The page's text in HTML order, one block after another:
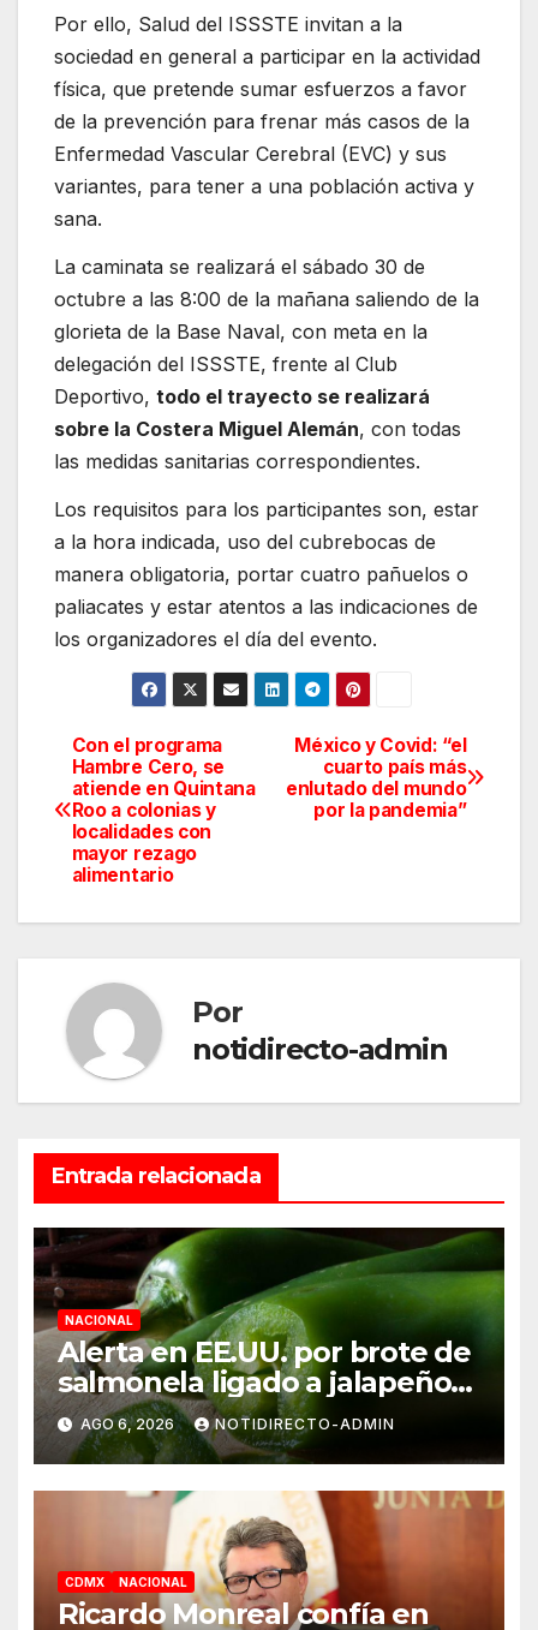
Por ello, Salud del ISSSTE invitan a la
sociedad en general a participar en la actividad
física, que pretende sumar esfuerzos a favor
de la prevención para frenar más casos de la
Enfermedad Vascular Cerebral (EVC) y sus
variantes, para tener a una población activa y
sana.
La caminata se realizará el sábado 30 de
octubre a las 8:00 de la mañana saliendo de la
glorieta de la Base Naval, con meta en la
delegación del ISSSTE, frente al Club
Deportivo, todo el trayecto se realizará
sobre la Costera Miguel Alemán, con todas
las medidas sanitarias correspondientes.
Los requisitos para los participantes son, estar
a la hora indicada, uso del cubrebocas de
manera obligatoria, portar cuatro pañuelos o
paliacates y estar atentos a las indicaciones de
los organizadores el día del evento.
Navegación
de
entradas
México y Covid: “el
cuarto país más
enlutado del mundo
por la pandemia”
Con el programa
Hambre Cero, se
atiende en Quintana
Roo a colonias y
localidades con
mayor rezago
alimentario
Por
notidirecto-admin
Entrada relacionada
NACIONAL
Alerta en EE.UU. por brote de
salmonela ligado a jalapeños
mexicanos; reportan 345
casos
AGO 6, 2026 NOTIDIRECTO-ADMIN
CDMX NACIONAL
Ricardo Monreal confía en